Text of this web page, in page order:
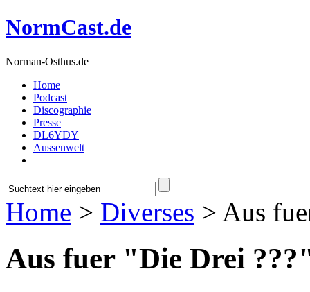
NormCast.de
Norman-Osthus.de
Home
Podcast
Discographie
Presse
DL6YDY
Aussenwelt
Home > Diverses > Aus
Aus fuer "Die Drei